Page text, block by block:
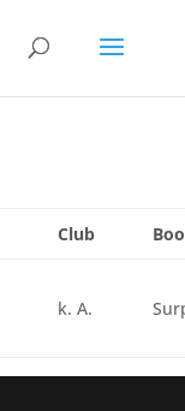
Club
k. A.